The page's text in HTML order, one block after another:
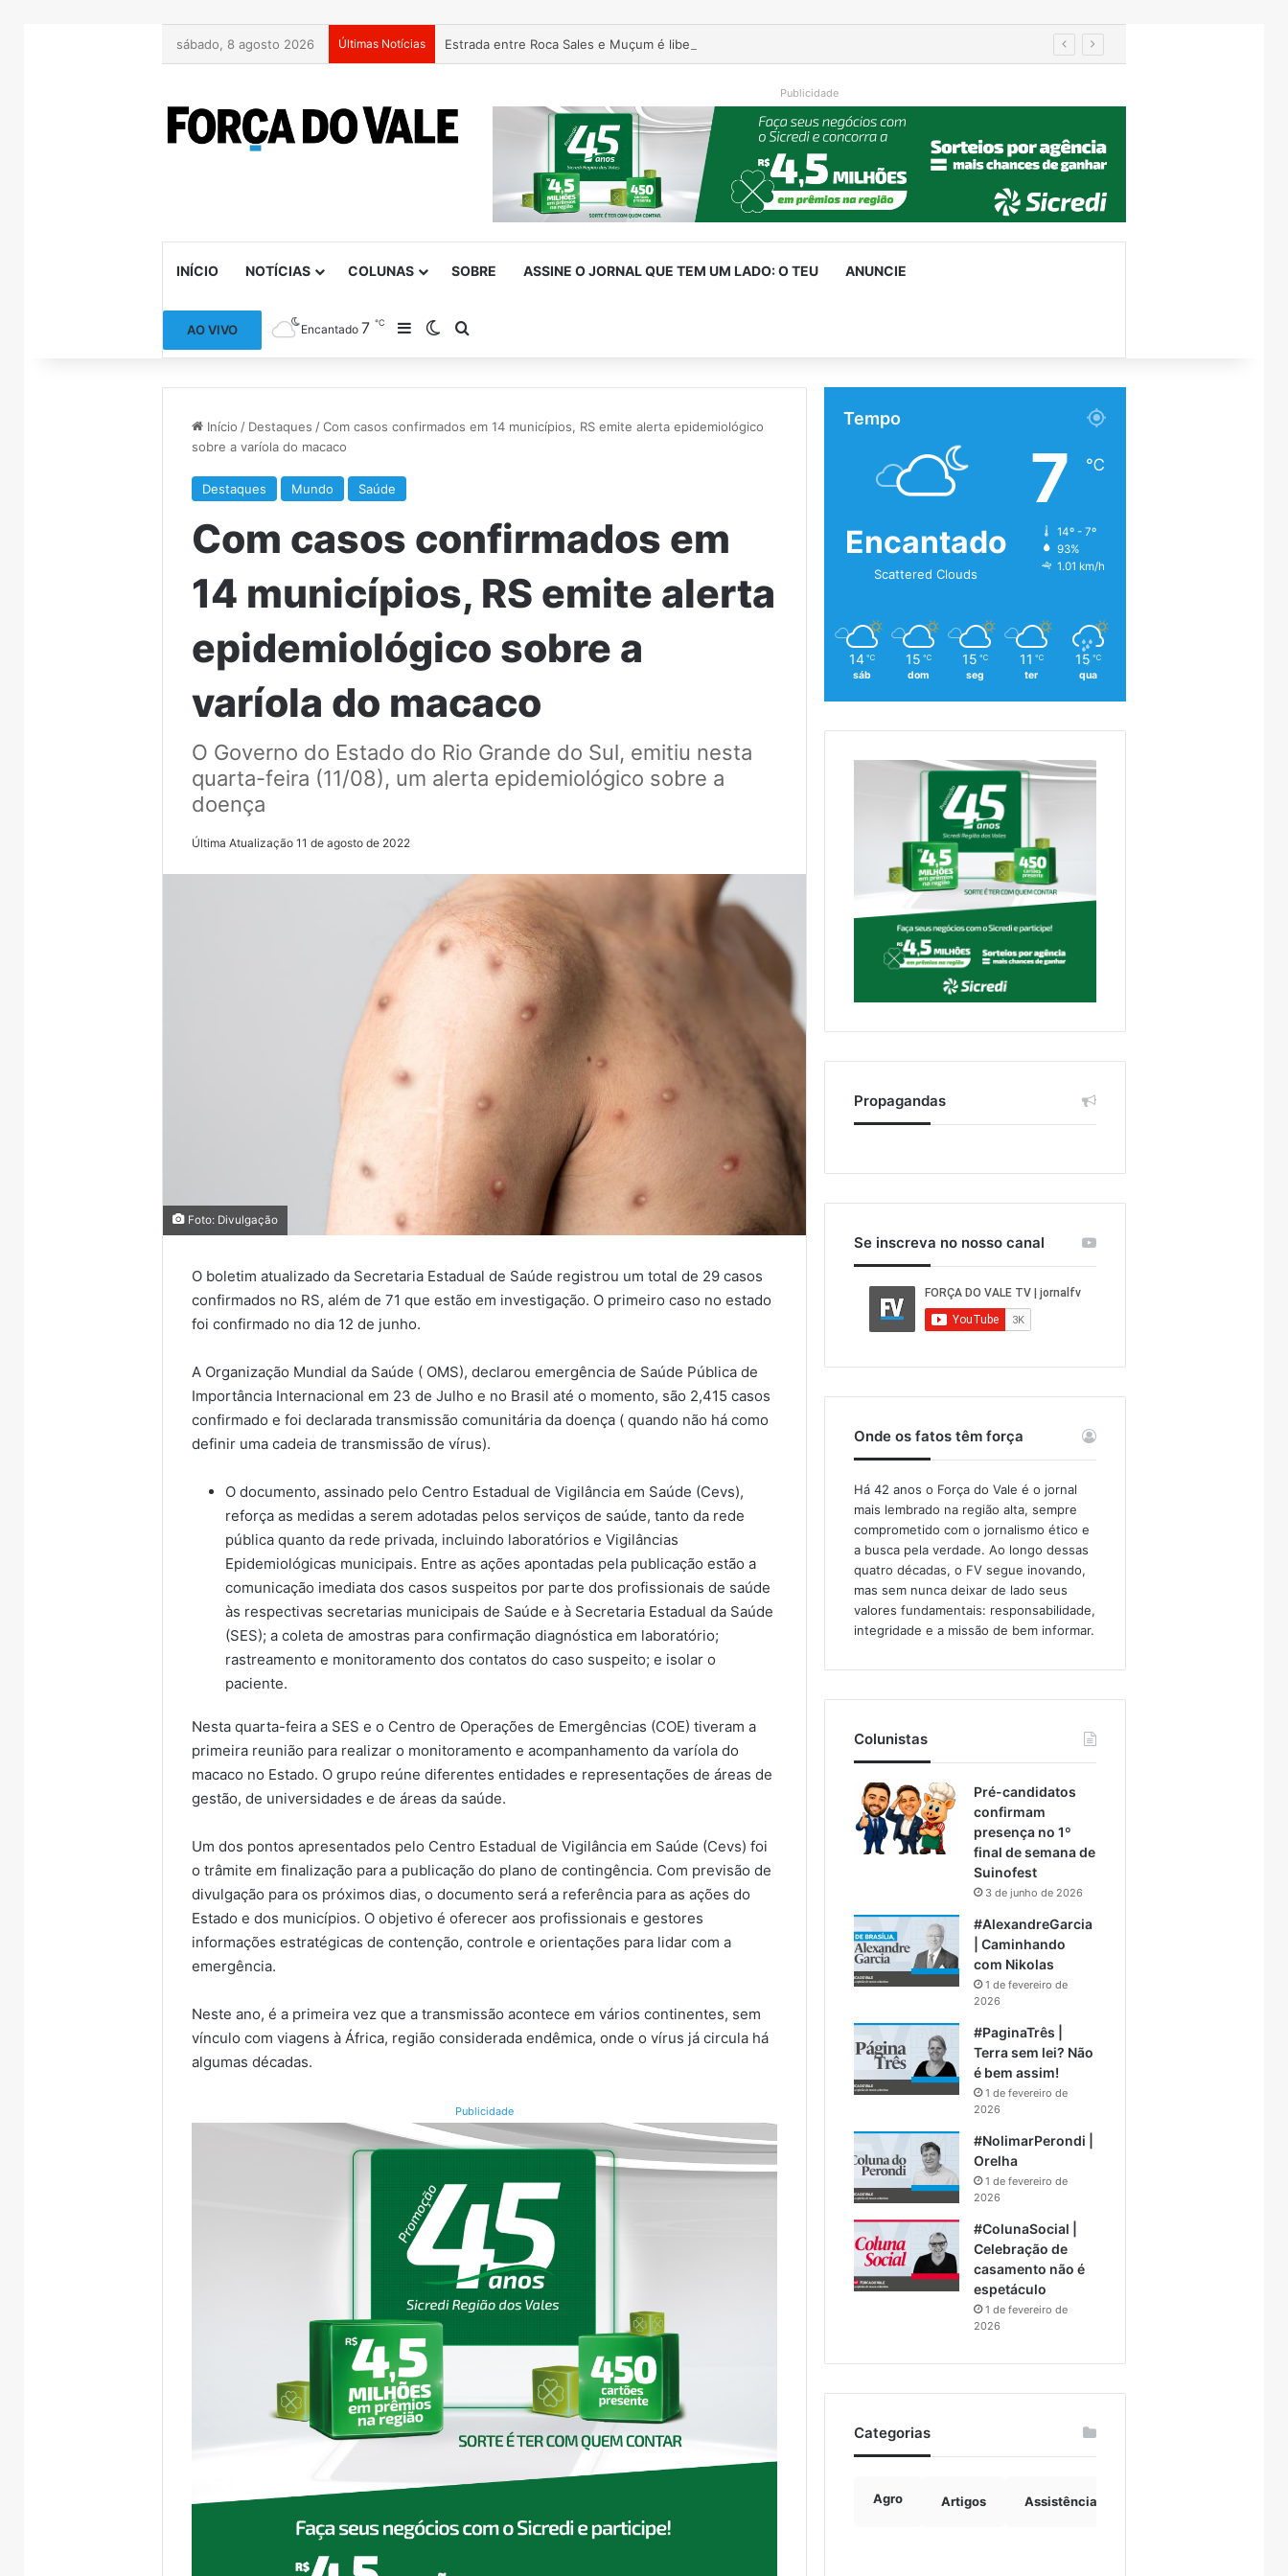
sábado, 8 agosto 2026 Últimas Notícias Estrada entre Roca Sales e Muçum é liberada após serviços de manutenção
Publicidade
INÍCIO NOTÍCIAS COLUNAS SOBRE ASSINE O JORNAL QUE TEM UM LADO: O TEU ANUNCIE
AO VIVO Encantado 7℃ Barra Lateral
Switch skin
Início / Destaques / Com casos confirmados em 14 municípios, RS emite alerta epidemiológico
sobre a varíola do macaco
Destaques Mundo Saúde
Com casos confirmados em
14 municípios, RS emite alerta
epidemiológico sobre a
varíola do macaco
O Governo do Estado do Rio Grande do Sul, emitiu nesta
quarta-feira (11/08), um alerta epidemiológico sobre a
doença
Última Atualização 11 de agosto de 2022
Foto: Divulgação
O boletim atualizado da Secretaria Estadual de Saúde registrou um total de 29 casos
confirmados no RS, além de 71 que estão em investigação. O primeiro caso no estado
foi confirmado no dia 12 de junho.
A Organização Mundial da Saúde ( OMS), declarou emergência de Saúde Pública de
Importância Internacional em 23 de Julho e no Brasil até o momento, são 2,415 casos
confirmado e foi declarada transmissão comunitária da doença ( quando não há como
definir uma cadeia de transmissão de vírus).
O documento, assinado pelo Centro Estadual de Vigilância em Saúde (Cevs),
reforça as medidas a serem adotadas pelos serviços de saúde, tanto da rede
pública quanto da rede privada, incluindo laboratórios e Vigilâncias
Epidemiológicas municipais. Entre as ações apontadas pela publicação estão a
comunicação imediata dos casos suspeitos por parte dos profissionais de saúde
às respectivas secretarias municipais de Saúde e à Secretaria Estadual da Saúde
(SES); a coleta de amostras para confirmação diagnóstica em laboratório;
rastreamento e monitoramento dos contatos do caso suspeito; e isolar o
paciente.
Nesta quarta-feira a SES e o Centro de Operações de Emergências (COE) tiveram a
primeira reunião para realizar o monitoramento e acompanhamento da varíola do
macaco no Estado. O grupo reúne diferentes entidades e representações de áreas de
gestão, de universidades e de áreas da saúde.
Um dos pontos apresentados pelo Centro Estadual de Vigilância em Saúde (Cevs) foi
o trâmite em finalização para a publicação do plano de contingência. Com previsão de
divulgação para os próximos dias, o documento será a referência para as ações do
Estado e dos municípios. O objetivo é oferecer aos profissionais e gestores
informações estratégicas de contenção, controle e orientações para lidar com a
emergência.
Neste ano, é a primeira vez que a transmissão acontece em vários continentes, sem
vínculo com viagens à África, região considerada endêmica, onde o vírus já circula há
algumas décadas.
Publicidade
Tempo
Encantado
Scattered Clouds
7 ℃
14º - 7º
93%
1.01 km/h
14 ℃
sáb
15 ℃
dom
15 ℃
seg
11 ℃
ter
15 ℃
qua
Propagandas
Se inscreva no nosso canal
Onde os fatos têm força
Há 42 anos o Força do Vale é o jornal
mais lembrado na região alta, sempre
comprometido com o jornalismo ético e
a busca pela verdade. Ao longo dessas
quatro décadas, o FV segue inovando,
mas sem nunca deixar de lado seus
valores fundamentais: responsabilidade,
integridade e a missão de bem informar.​
Colunistas
Pré-candidatos
confirmam
presença no 1º
final de semana de
Suinofest
3 de junho de 2026
#AlexandreGarcia
| Caminhando
com Nikolas
1 de fevereiro de
2026
#PaginaTrês |
Terra sem lei? Não
é bem assim!
1 de fevereiro de
2026
#NolimarPerondi |
Orelha
1 de fevereiro de
2026
#ColunaSocial |
Celebração de
casamento não é
espetáculo
1 de fevereiro de
2026
Categorias
Agro Artigos Assistência Social